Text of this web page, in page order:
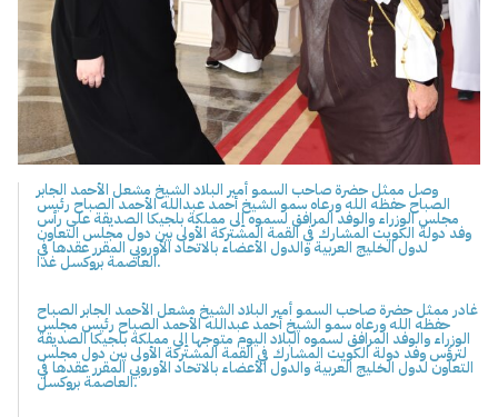
وصل ممثل حضرة صاحب السمو أمير البلاد الشيخ مشعل الأحمد الجابر
الصباح حفظه الله ورعاه سمو الشيخ أحمد عبدالله الأحمد الصباح رئيس
مجلس الوزراء والوفد المرافق لسموه إلى مملكة بلجيكا الصديقة على رأس
وفد دولة الكويت المشارك في القمة المشتركة الأولى بين دول مجلس التعاون
لدول الخليج العربية والدول الأعضاء بالاتحاد الأوروبي المقرر عقدها في
العاصمة بروكسل غدا.
غادر ممثل حضرة صاحب السمو أمير البلاد الشيخ مشعل الأحمد الجابر الصباح
حفظه الله ورعاه سمو الشيخ أحمد عبدالله الأحمد الصباح رئيس مجلس
الوزراء والوفد المرافق لسموه البلاد اليوم متوجها إلى مملكة بلجيكا الصديقة
لترؤس وفد دولة الكويت المشارك في القمة المشتركة الأولى بين دول مجلس
التعاون لدول الخليج العربية والدول الأعضاء بالاتحاد الأوروبي المقرر عقدها في
العاصمة بروكسل.